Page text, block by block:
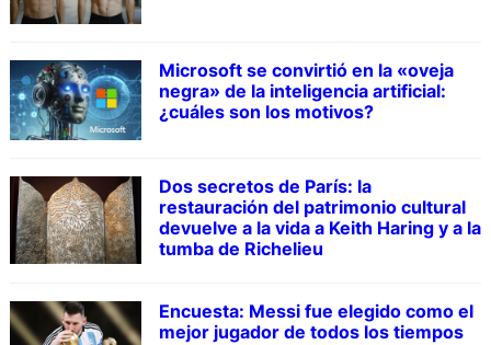
Microsoft se convirtió en la «oveja
negra» de la inteligencia artificial:
¿cuáles son los motivos?
Dos secretos de París: la
restauración del patrimonio cultural
devuelve a la vida a Keith Haring y a la
tumba de Richelieu
Encuesta: Messi fue elegido como el
mejor jugador de todos los tiempos